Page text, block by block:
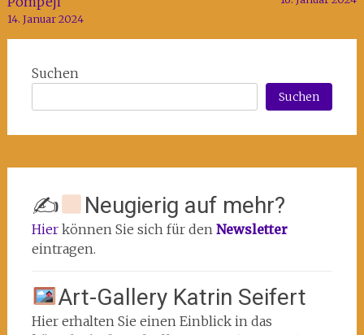
14. Januar 2024
Suchen
Suchen
✍ Neugierig auf mehr?
Hierkönnen Sie sich für den Newsletter
eintragen.
Art-Gallery Katrin Seifert
Hier erhalten Sie einen Einblick in das